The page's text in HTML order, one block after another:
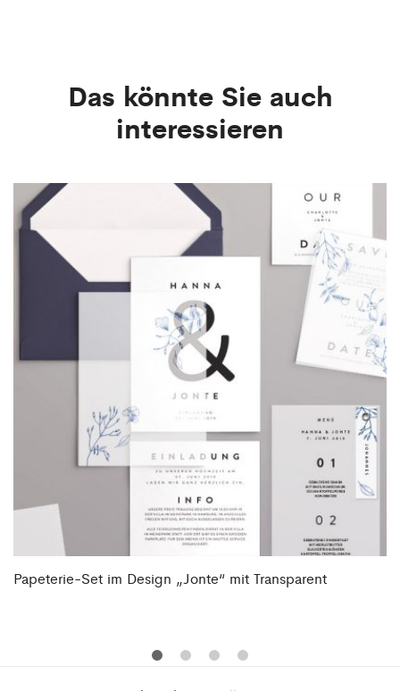
Das könnte Sie auch
interessieren
Papeterie-Set im Design „Jonte“ mit Transparent